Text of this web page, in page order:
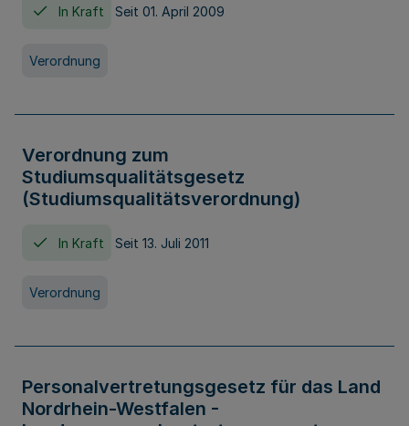
In Kraft Seit 01. April 2009
Verordnung
Verordnung zum
Studiumsqualitätsgesetz
(Studiumsqualitätsverordnung)
In Kraft Seit 13. Juli 2011
Verordnung
Personalvertretungsgesetz für das Land
Nordrhein-Westfalen -